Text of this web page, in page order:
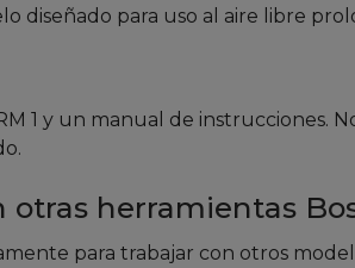
diseñado para uso al aire libre
1 y un manual de instrucciones.
otras herramientas
para trabajar con otros